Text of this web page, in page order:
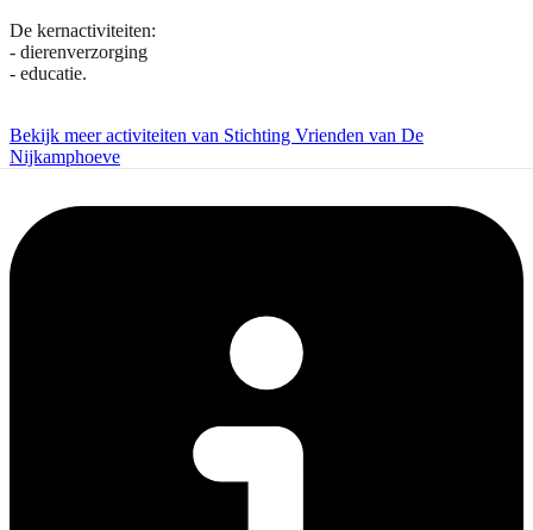
De kernactiviteiten:
- dierenverzorging
- educatie.
Bekijk meer activiteiten van Stichting Vrienden van De
Nijkamphoeve